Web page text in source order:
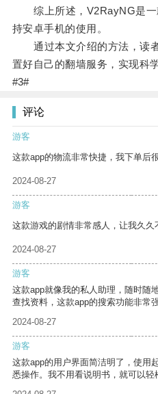
综上所述，V2RayNG是一
持安卓手机的使用。
通过本文介绍的方法，读
置好自己的翻墙服务，实现科
#3#
评论
游客
这款app的物流非常快捷，我下单后
2024-08-27
游客
这款游戏的剧情非常感人，让我久久
2024-08-27
游客
这款app就像我的私人助理，随时随
查找资料，这款app的搜索功能非常
2024-08-27
游客
这款app的用户界面简洁明了，使用
悉操作。我不用看说明书，就可以轻